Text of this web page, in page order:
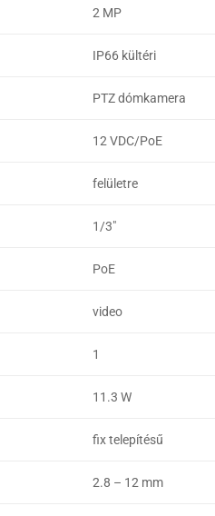
2 MP
IP66 kültéri
PTZ dómkamera
12 VDC/PoE
felületre
1/3"
PoE
video
1
11.3 W
fix telepítésű
2.8 – 12 mm